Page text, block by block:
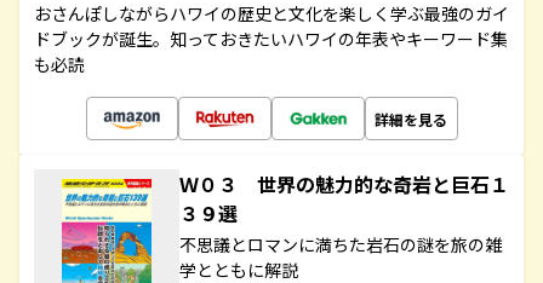
おさんぽしながらハワイの歴史と文化を楽しく学ぶ最強のガイ
ドブックが誕生。知っておきたいハワイの年表やキーワード集
も必読
詳細を見る
Ｗ０３ 世界の魅力的な奇岩と巨石１
３９選
不思議とロマンに満ちた岩石の謎を旅の雑
学とともに解説